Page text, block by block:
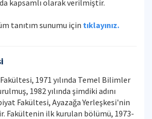
kapsamlı olarak verilmiştir.
tanıtım sunumu için tıklayınız.
1971 yılında Temel Bilimler
1982 yılında şimdiki adını
Fakültesi, Ayazağa Yerleşkesi'nin
Fakültenin ilk kurulan bölümü, 1973-